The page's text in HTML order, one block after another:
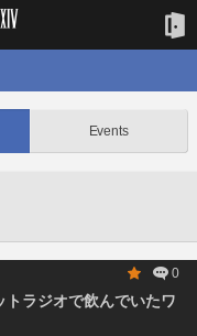
Events
0
ラジオで飲んでいたワ